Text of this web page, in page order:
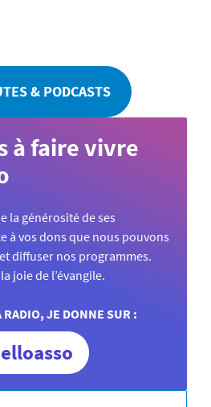
& PODCASTS
à faire vivre
la générosité de ses
à vos dons que nous pouvons
diffuser nos programmes.
joie de l’évangile.
RADIO, JE DONNE SUR :